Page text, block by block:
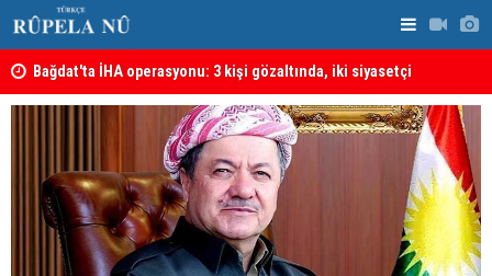
Bağdat'ta İHA operasyonu: 3 kişi gözaltında, iki siyasetçi
hakkında tutuklama kararı